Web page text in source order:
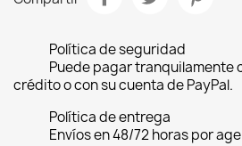
Política de seguridad
Puede pagar tranquilamente
crédito o con su cuenta de PayPal.
Política de entrega
Envíos en 48/72 horas por